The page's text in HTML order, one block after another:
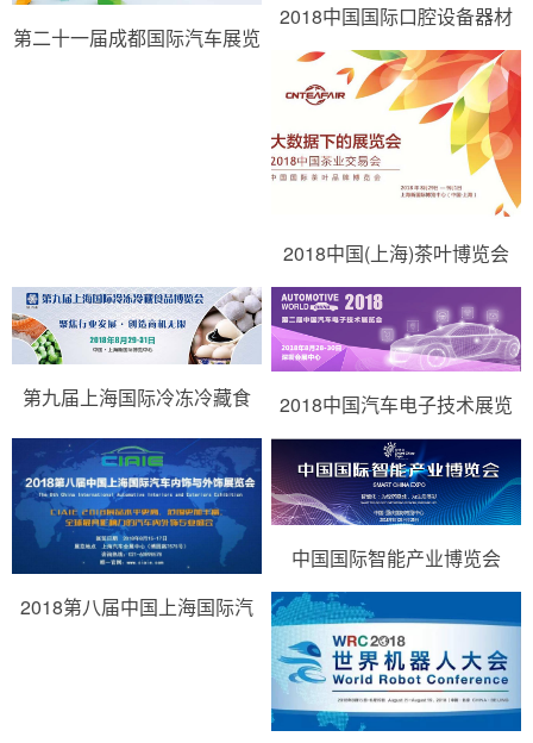
第二十一届成都国际汽车展览
2018中国国际口腔设备器材
博览会
2018中国(上海)茶叶博览会
第九届上海国际冷冻冷藏食
品…
2018中国汽车电子技术展览
会
2018第八届中国上海国际汽
中国国际智能产业博览会